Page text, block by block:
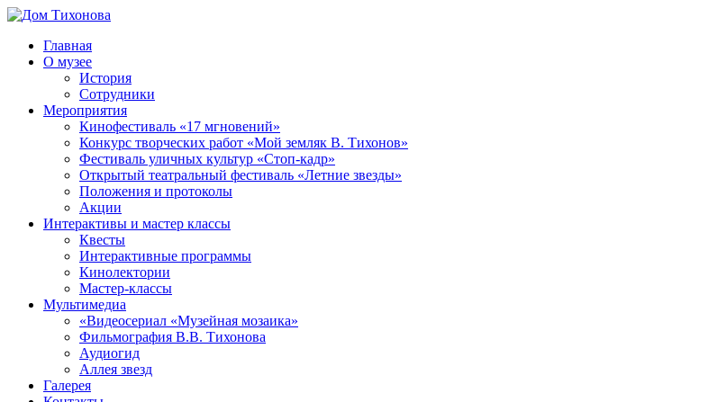
Перейти
содержимому
Дом
Тихонова
ППМВК
Главная
О музее
История
Сотрудники
Мероприятия
Кинофестиваль «17 мгновений»
Конкурс творческих работ «Мой земляк В. Тихонов»
Фестиваль уличных культур «Стоп-кадр»
Открытый театральный фестиваль «Летние звезды»
Положения и протоколы
Акции
Интерактивы и мастер классы
Квесты
Интерактивные программы
Кинолектории
Мастер-классы
Мультимедиа
«Видеосериал «Музейная мозаика»
Фильмография В.В. Тихонова
Аудиогид
Аллея звезд
Галерея